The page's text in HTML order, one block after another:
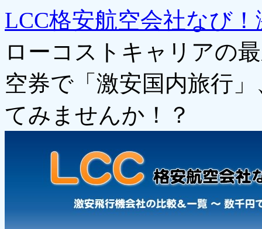
LCC格安航空会社なび
ローコストキャリアの
空券で「激安国内旅行
てみませんか！？